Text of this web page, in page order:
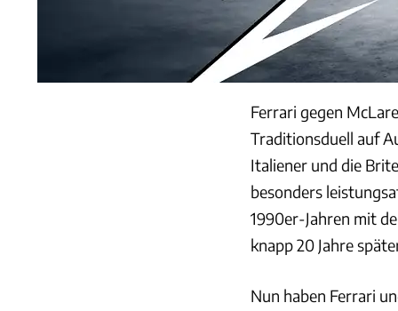
Ferrari gegen
Traditionsduell auf
Italiener und die
besonders
1990er-Jahren mit
knapp 20 Jahre
Nun haben Ferrari